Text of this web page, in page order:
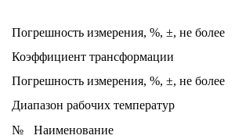
Погрешность измерения, %, ±, не более
Коэффициент трансформации
Погрешность измерения, %, ±, не более
Диапазон рабочих температур
№
Наименование